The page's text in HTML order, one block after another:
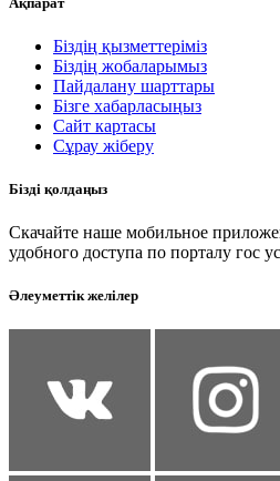
Біздің қызметтеріміз
Біздің жобаларымыз
Пайдалану шарттары
Бізге хабарласыңыз
Сайт картасы
Сұрау жіберу
Бізді қолдаңыз
Скачайте наше мобильное
удобного доступа по порталу гос
Әлеуметтік желілер